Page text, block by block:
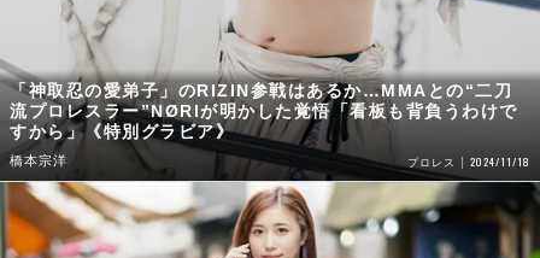
「神取忍の愛弟子」のRIZIN参戦はあるか…MMAとの“二刀
流プロレスラー”NØRIが明かした覚悟「看板も背負うわけで
すから」《特別グラビア》
橋本宗洋 プロレス 2024/11/18